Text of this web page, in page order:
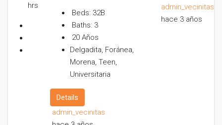
hrs
Beds: 32B
Baths: 3
20 Años
Delgadita, Foránea,
Morena, Teen,
Universitaria
Details
admin_vecinitas
admin_vecinitas
hace 3 años